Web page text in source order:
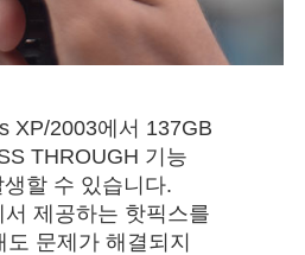
XP/2003에서 137GB
THROUGH 기능
할 수 있습니다.
제공하는 핫픽스를
문제가 해결되지